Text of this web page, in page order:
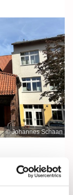
© Johannes Schaan
Uhr